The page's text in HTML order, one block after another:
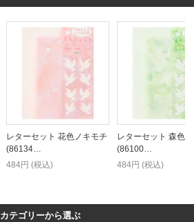
レターセット 花色ノキモチ
(86134…
484円 (税込)
レターセット 森色
(86100…
484円 (税込)
カテゴリーから選ぶ